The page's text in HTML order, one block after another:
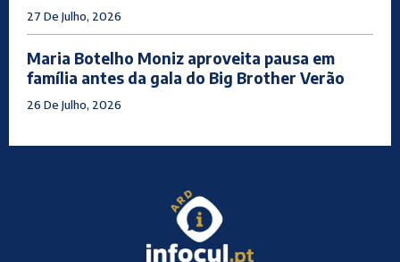
27 De Julho, 2026
Maria Botelho Moniz aproveita pausa em
família antes da gala do Big Brother Verão
26 De Julho, 2026